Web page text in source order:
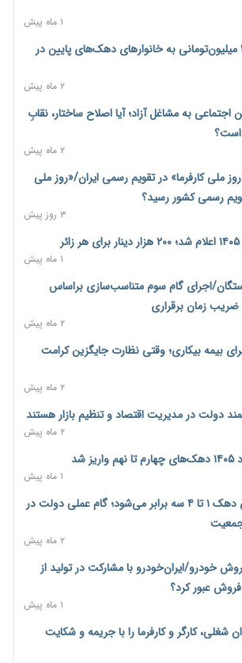
صندوق‌های بازنشستگی؛ اعتماد بیمه‌پردازان را
تأکید بر افزایش مزد پایه و شفافیت سبد
۷ ساعت پیش
صندوق کارآفرینی امید از حمایت متفاوت
ناترازی برق ۳۰ درصد کاهش یافت؛ وعده وزارت نیرو برای رفع
۷ ساعت پیش
به حکمرانی اشتغال؛ «یاوران پیشرفت»
۸ ساعت پیش
جنوب برای پرداخت «حق جنگ»؛ از نفت و گاز تا
۸ ساعت پیش
نفت در بانک صنعت و معدن مسدود شد؛
چقدر است؟ کانون کارگزاران اعداد منتشرشده در
کرد
فراتر از تبریک برای پاسداشت حقیقت و
۱ ماه پیش
پرداخت اعتبار ۳۰ میلیون‌تومانی به خانوارهای دهک‌های پایین در
۲ ماه پیش
به مشاغل آزاد؛ آیا اصلاح ساختار، نقابِ
است؟
۲ ماه پیش
«روز ملی کارفرما» در تقویم رسمی ایران/«روز ملی
رسمی کشور رسید؟
۳ روز پیش
۱ ماه پیش
اجرای گام سوم متناسب‌سازی براساس
۲ ماه پیش
بیمه بیکاری؛ وقتی نظارت جایگزین کرامت
۲ ماه پیش
دولت در مدیریت اقتصاد و تنظیم بازار هستند
۲ ماه پیش
شد
۱ ماه پیش
یارانه خانواده‌های دهک ۱ تا ۴ سه برابر می‌شود؛ گام عملی دولت در
جمعیت
۲ ماه پیش
خودرو/ایران‌خودرو با مشارکت در تولید از
عبور کرد؟
۱ ماه پیش
شغلی، کارگر و کارفرما را با جریمه و شکایت